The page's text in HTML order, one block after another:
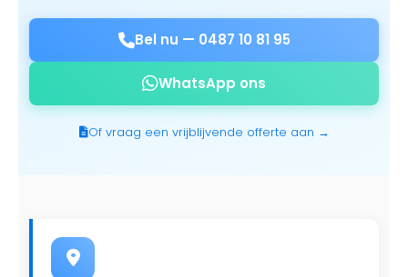
Bel nu — 0487 10 81 95
WhatsApp ons
Of vraag een vrijblijvende offerte aan →